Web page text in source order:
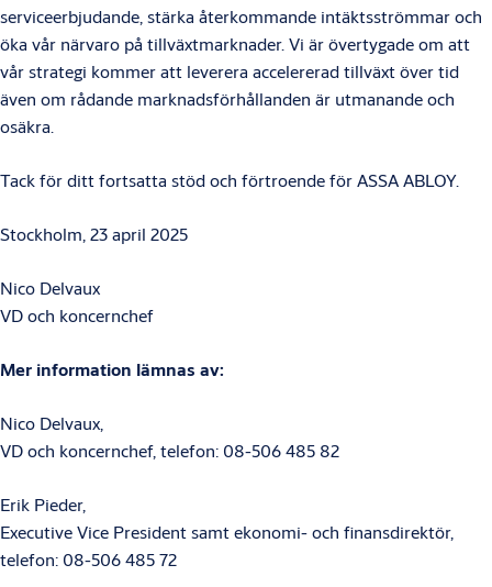
serviceerbjudande, stärka återkommande intäktsströmmar och
öka vår närvaro på tillväxtmarknader. Vi är övertygade om att
vår strategi kommer att leverera accelererad tillväxt över tid
även om rådande marknadsförhållanden är utmanande och
osäkra.
Tack för ditt fortsatta stöd och förtroende för ASSA ABLOY.
Stockholm, 23 april 2025
Nico Delvaux
VD och koncernchef
Mer information lämnas av:
Nico Delvaux,
VD och koncernchef, telefon: 08-506 485 82
Erik Pieder,
Executive Vice President samt ekonomi- och finansdirektör,
telefon: 08-506 485 72